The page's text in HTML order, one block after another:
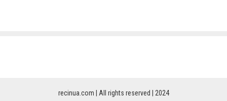
recinua.com | All rights reserved | 2024